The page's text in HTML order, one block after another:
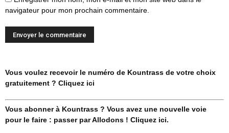
navigateur pour mon prochain commentaire.
Vous voulez recevoir le numéro de Kountrass de votre choix
gratuitement ? Cliquez ici
Vous abonner à Kountrass ? Vous avez une nouvelle voie
pour le faire : passer par Allodons ! Cliquez ici.